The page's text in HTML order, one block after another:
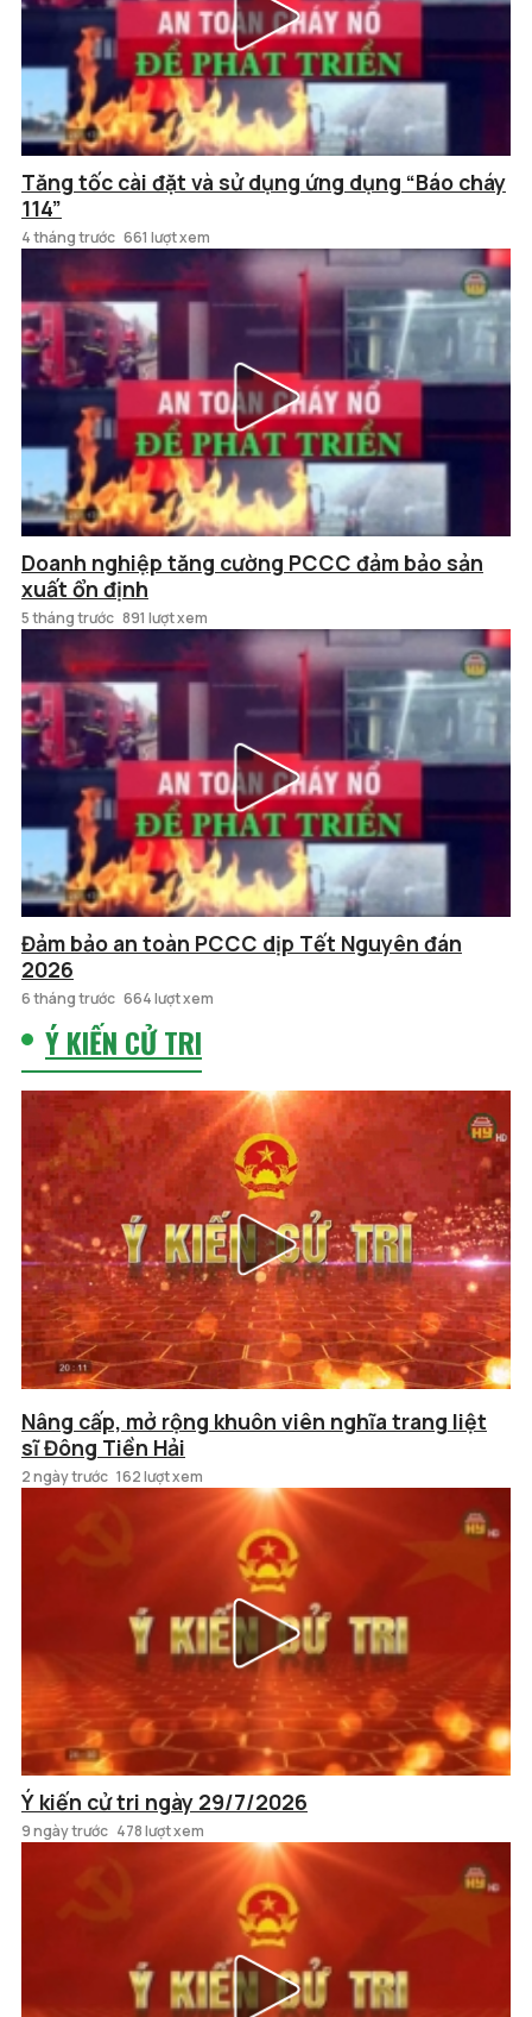
Tăng tốc cài đặt và sử dụng ứng dụng “Báo cháy
114”
4 tháng trước 661 lượt xem
Doanh nghiệp tăng cường PCCC đảm bảo sản
xuất ổn định
5 tháng trước 891 lượt xem
Đảm bảo an toàn PCCC dịp Tết Nguyên đán
2026
6 tháng trước 664 lượt xem
Ý KIẾN CỬ TRI
Nâng cấp, mở rộng khuôn viên nghĩa trang liệt
sĩ Đông Tiền Hải
2 ngày trước 162 lượt xem
Ý kiến cử tri ngày 29/7/2026
9 ngày trước 478 lượt xem